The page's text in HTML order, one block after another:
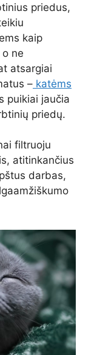
priedus,
kaip
ne
atsargiai
– katėms
puikiai jaučia
priedų.
filtruoju
atitinkančius
darbas,